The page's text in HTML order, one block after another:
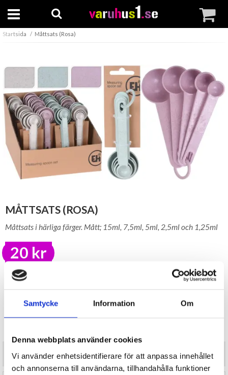
Samtycke Information Om
Denna webbplats använder cookies
Vi använder enhetsidentifierare för att anpassa innehållet
och annonserna till användarna, tillhandahålla funktioner
Startsida Måttsats (Rosa)
MÅTTSATS (ROSA)
Måttsats i härliga färger. Mått; 15ml, 7,5ml, 5ml, 2,5ml och 1,25ml
20 kr
LAGER I SVERIGE, SNABB LEVERANS ÖPPET KÖP I 30 DAGAR
BEVAKA
Måttsats i härliga färger. Mått; 15ml, 7,5ml, 5ml, 2,5ml och 1,25ml